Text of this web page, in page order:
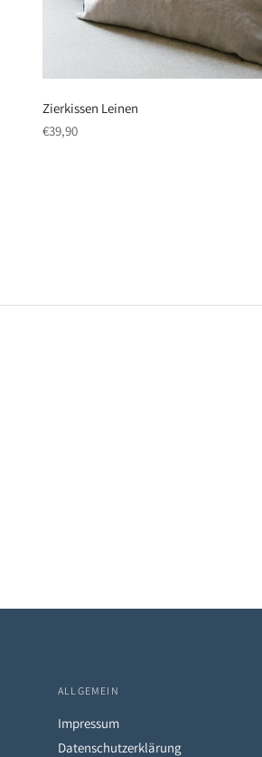
Zierkissen Leinen
regulärer
€39,90
ALLGEMEIN
Impressum
Datenschutzerklärung